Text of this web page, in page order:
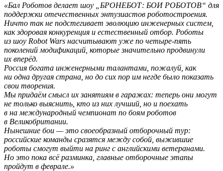
«Бал Роботов делает шоу „БРОНЕБОТ: БОИ РОБОТОВ“ для
поддержки отечественных энтузиастов роботостроения.
Ничто так не подстегивает эволюцию инженерных систем,
как здоровая конкуренция и естественный отбор. Роботы
из шоу Robot Wars насчитывают уже по четыре-пять
поколений модификаций, которые значительно продвинули
их вперёд.
Россия богата инженерными талантами, пожалуй, как
ни одна другая страна, но до сих пор им негде было показать
свои творения.
Мы придаём смысл их занятиям в гаражах: теперь они могут
не только выяснить, кто из них лучший, но и поехать
в на международный чемпионат по боям роботов
в Великобритании.
Нынешние бои — это своеобразный отборочный тур:
российские команды сразятся между собой, выжившие
роботы смогут выйти на ринг с английскими ветеранами.
Но это пока всё разминка, главные отборочные этапы
пройдут в феврале.»